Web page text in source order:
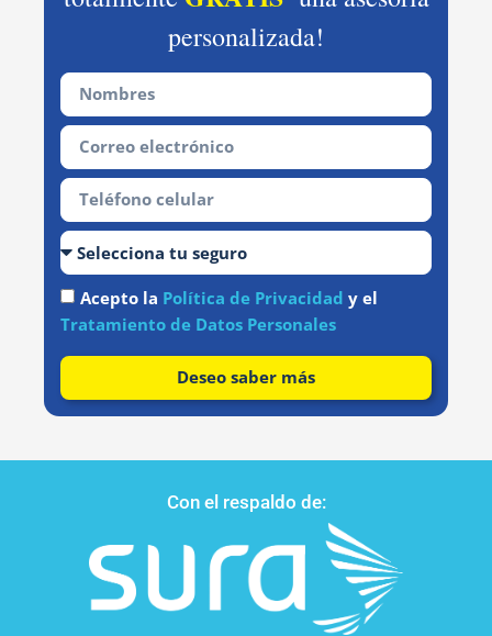
personalizada!
Acepto la Política de Privacidad y el
Tratamiento de Datos Personales
Deseo saber más
Con el respaldo de: